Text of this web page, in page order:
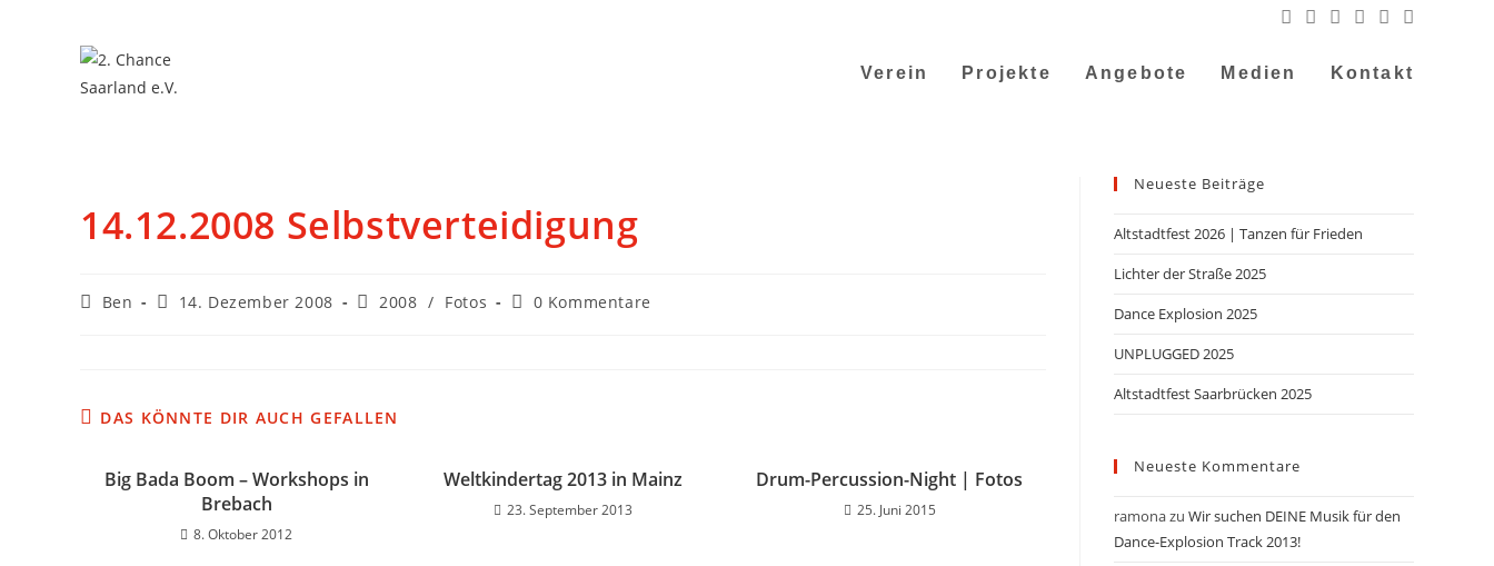
Verein Projekte Angebote Medien Kontakt
14.12.2008 Selbstverteidigung
Ben 14. Dezember 2008 2008 / Fotos 0 Kommentare
DAS KÖNNTE DIR AUCH GEFALLEN
Big Bada Boom – Workshops in
Brebach
8. Oktober 2012
Weltkindertag 2013 in Mainz
23. September 2013
Drum-Percussion-Night | Fotos
25. Juni 2015
Neueste Beiträge
Altstadtfest 2026 | Tanzen für Frieden
Lichter der Straße 2025
Dance Explosion 2025
UNPLUGGED 2025
Altstadtfest Saarbrücken 2025
Neueste Kommentare
ramonazu Wir suchen DEINE Musik für den
Dance-Explosion Track 2013!